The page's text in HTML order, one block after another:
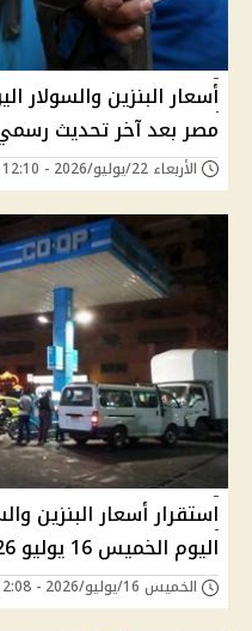
مصر بعد آخر تحديث
الأربعاء 22/يوليو/2026 - 12:10 ص
استقرار أسعار البنزين
اليوم الخميس 16 يوليو 2026 دون زيادات جديدة
الخميس 16/يوليو/2026 - 12:08 ص